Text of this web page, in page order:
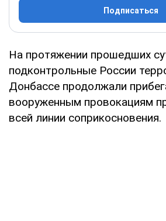
Подписаться
На протяжении прошедших
подконтрольные России
Донбассе продолжали
вооруженным провокациям
всей линии соприкосновения.